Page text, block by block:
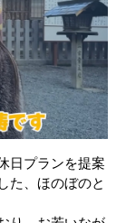
日プランを提案
た、ほのぼのと